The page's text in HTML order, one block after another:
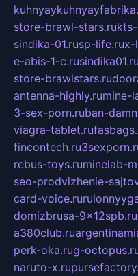
store-brawl-stars.ru
sindika-01.rusp-life.rux-
e-abis-1-c.rusindika01.ru
store-brawlstars.ru
antenna-highly.rumine-
3-sex-porn.ruban-
viagra-tablet.ru
fincontech.ru
rebus-toys.ruminelab-
seo-prodvizhenie-
card-voice.ru
domizbrusa-9x12spb.ru
a380club.ru
perk-oka.rug-
naruto-x.ru